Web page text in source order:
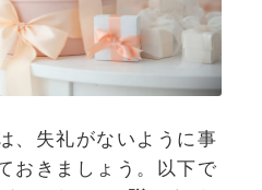
、失礼がないように事
おきましょう。以下で